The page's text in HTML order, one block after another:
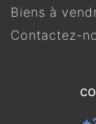
Biens à
Contactez-